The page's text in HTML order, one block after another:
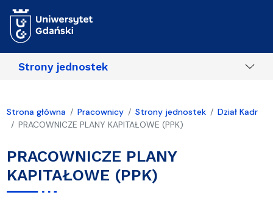
Strony jednostek
Strona główna Pracownicy Strony jednostek
Dział Kadr
PRACOWNICZE PLANY KAPITAŁOWE (PPK)
PRACOWNICZE PLANY
KAPITAŁOWE (PPK)